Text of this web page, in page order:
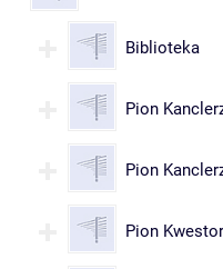
Biblioteka
Pion
Pion
Pion